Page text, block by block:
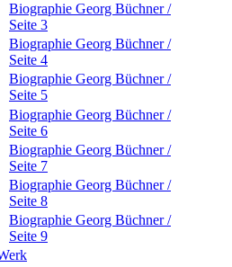
Biographie Georg Büchner /
Seite 3
Biographie Georg Büchner /
Seite 4
Biographie Georg Büchner /
Seite 5
Biographie Georg Büchner /
Seite 6
Biographie Georg Büchner /
Seite 7
Biographie Georg Büchner /
Seite 8
Biographie Georg Büchner /
Seite 9